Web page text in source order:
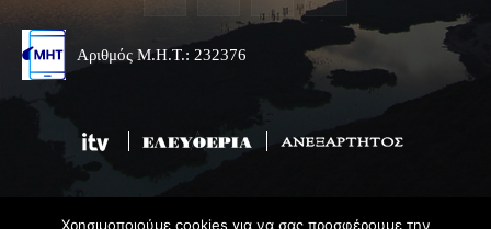
Αριθμός Μ.Η.Τ.: 232376
Χρησιμοποιούμε cookies για να σας προσφέρουμε την